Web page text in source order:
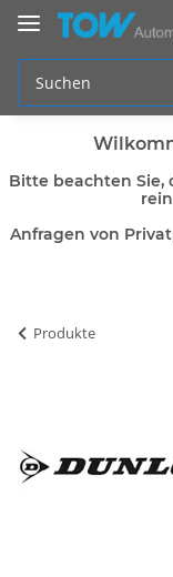
Bitte beachten Sie,
Anfragen von
Produkte